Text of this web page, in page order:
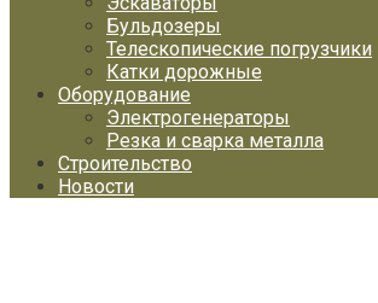
Бульдозеры
Телескопические погрузчики
Катки дорожные
Оборудование
Электрогенераторы
Резка и сварка металла
Строительство
Новости